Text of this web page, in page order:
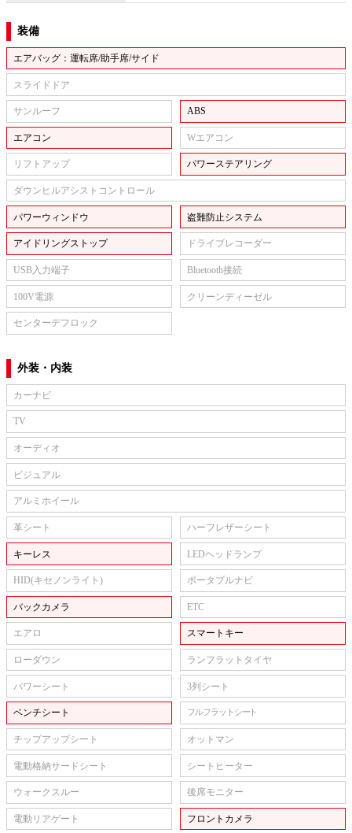
装備
エアバッグ：運転席/助手席/サイド
スライドドア
サンルーフ ABS
エアコン Wエアコン
リフトアップ パワーステアリング
ダウンヒルアシストコントロール
パワーウィンドウ 盗難防止システム
アイドリングストップ ドライブレコーダー
USB入力端子 Bluetooth接続
100V電源 クリーンディーゼル
センターデフロック
外装・内装
カーナビ
TV
オーディオ
ビジュアル
アルミホイール
革シート ハーフレザーシート
キーレス LEDヘッドランプ
HID(キセノンライト) ポータブルナビ
バックカメラ ETC
エアロ スマートキー
ローダウン ランフラットタイヤ
パワーシート 3列シート
ベンチシート フルフラットシート
チップアップシート オットマン
電動格納サードシート シートヒーター
ウォークスルー 後席モニター
電動リアゲート フロントカメラ